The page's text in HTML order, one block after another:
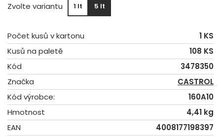
Zvolte variantu 1 lt 5 lt
Počet kusů v kartonu
1 KS
Kusů na paletě
108 KS
Kód
3478350
Značka
CASTROL
Kód výrobce:
160A10
Hmotnost
4,41 kg
EAN
4008177198397